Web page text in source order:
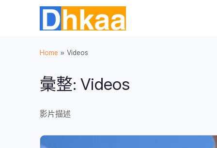
Home » Videos
彙整: Videos
影片描述